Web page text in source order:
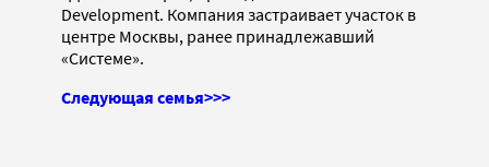
Development. Компания застраивает участок в
центре Москвы, ранее принадлежавший
«Системе».
Следующая семья>>>